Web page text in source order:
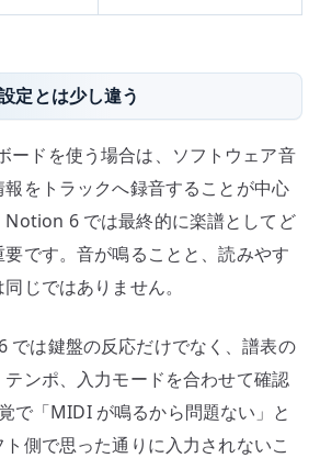
定とは少し違う
ードを使う場合は、ソフトウェア音
をトラックへ録音することが中心
Notion 6 では最終的に楽譜としてど
要です。音が鳴ることと、読みやす
じではありません。
では鍵盤の反応だけでなく、譜表の
ンポ、入力モードを合わせて確認
で「MIDI が鳴るから問題ない」と
側で思った通りに入力されないこ